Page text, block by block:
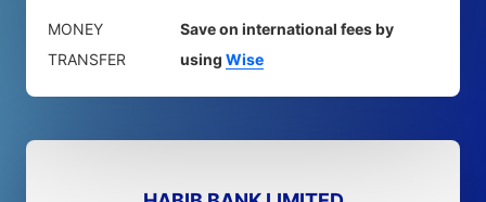
MONEY
TRANSFER
Save on international fees by
using Wise